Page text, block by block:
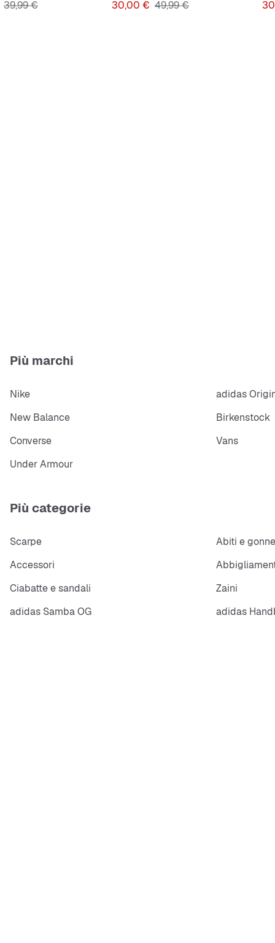
Prezzo originale
39,99 € Prezzo
30,00 € Prezzo originale
49,99 €
Più marchi
Nike
adidas
New Balance
Birkenstock
Converse
Vans
Under Armour
Più categorie
Scarpe
Abiti e gonne
Accessori
Ciabatte e sandali
Zaini
adidas Samba OG
adidas